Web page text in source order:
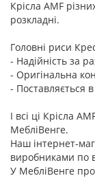
Крісла AMF
розкладні.
Головні риси
- Надійність за
- Оригінальна
- Поставляється
І всі ці Крісла
МебліВенге.
Наш інтернет-
виробниками по
У МебліВенге